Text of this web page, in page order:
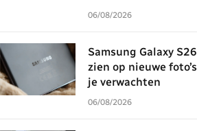
06/08/2026
Samsung Galaxy
zien op nieuwe
je verwachten
06/08/2026